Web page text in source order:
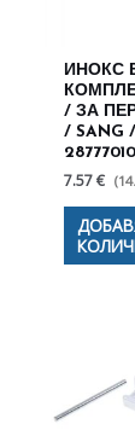
ИНОКС
/ ЗА
/ SANG
7.57 €